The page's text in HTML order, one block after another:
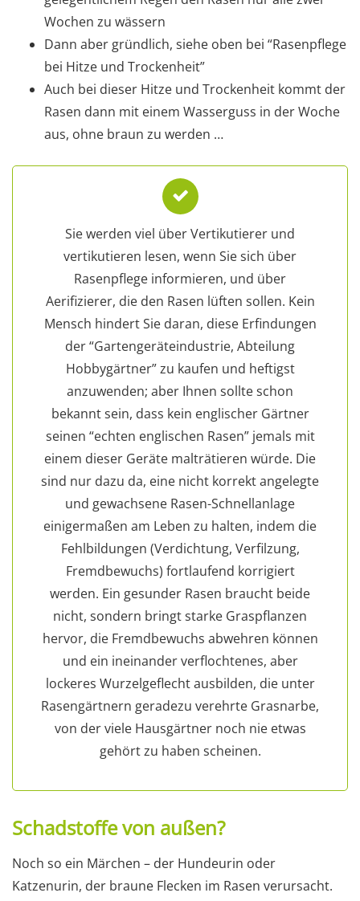
Wochen zu wässern
Dann aber gründlich, siehe oben bei “Rasenpflege
bei Hitze und Trockenheit”
Auch bei dieser Hitze und Trockenheit kommt der
Rasen dann mit einem Wasserguss in der Woche
aus, ohne braun zu werden …
Sie werden viel über Vertikutierer und
vertikutieren lesen, wenn Sie sich über
Rasenpflege informieren, und über
Aerifizierer, die den Rasen lüften sollen. Kein
Mensch hindert Sie daran, diese Erfindungen
der “Gartengeräteindustrie, Abteilung
Hobbygärtner” zu kaufen und heftigst
anzuwenden; aber Ihnen sollte schon
bekannt sein, dass kein englischer Gärtner
seinen “echten englischen Rasen” jemals mit
einem dieser Geräte malträtieren würde. Die
sind nur dazu da, eine nicht korrekt angelegte
und gewachsene Rasen-Schnellanlage
einigermaßen am Leben zu halten, indem die
Fehlbildungen (Verdichtung, Verfilzung,
Fremdbewuchs) fortlaufend korrigiert
werden. Ein gesunder Rasen braucht beide
nicht, sondern bringt starke Graspflanzen
hervor, die Fremdbewuchs abwehren können
und ein ineinander verflochtenes, aber
lockeres Wurzelgeflecht ausbilden, die unter
Rasengärtnern geradezu verehrte Grasnarbe,
von der viele Hausgärtner noch nie etwas
gehört zu haben scheinen.
Schadstoffe von außen?
Noch so ein Märchen – der Hundeurin oder
Katzenurin, der braune Flecken im Rasen verursacht.